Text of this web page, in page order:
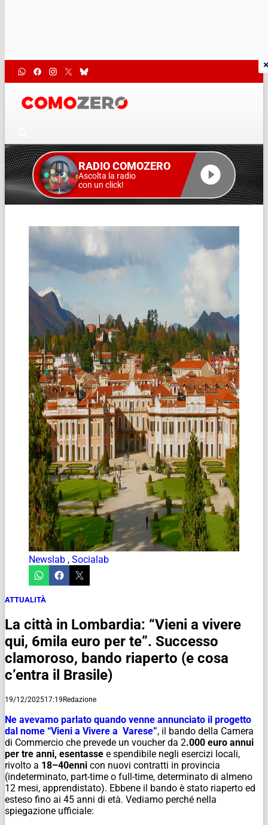
RADIO COMOZERO
Ascolta la radio
con un click!
Newslab , Socialab
ATTUALITÀ
La città in Lombardia: “Vieni a vivere
qui, 6mila euro per te”. Successo
clamoroso, bando riaperto (e cosa
c’entra il Brasile)
19/12/202517:19Redazione
Ne avevamo parlato quando venne annunciato il progetto
dal nome “Vieni a Vivere a Varese”, il bando della Camera
di Commercio che prevede un voucher da 2.000 euro annui
per tre anni, esentasse e spendibile negli esercizi locali,
rivolto a 18–40enni con nuovi contratti in provincia
(indeterminato, part-time o full-time, determinato di almeno
12 mesi, apprendistato). Ebbene il bando è stato riaperto ed
esteso fino ai 45 anni di età. Vediamo perché nella
spiegazione ufficiale: